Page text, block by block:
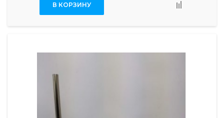
В КОРЗИНУ